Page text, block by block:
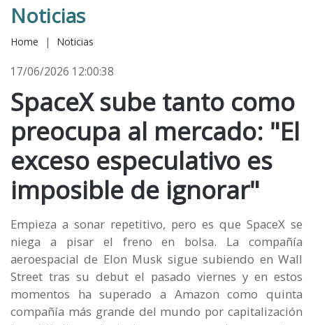
Noticias
Home | Noticias
17/06/2026 12:00:38
SpaceX sube tanto como
preocupa al mercado: "El
exceso especulativo es
imposible de ignorar"
Empieza a sonar repetitivo, pero es que SpaceX se
niega a pisar el freno en bolsa. La compañía
aeroespacial de Elon Musk sigue subiendo en Wall
Street tras su debut el pasado viernes y en estos
momentos ha superado a Amazon como quinta
compañía más grande del mundo por capitalización